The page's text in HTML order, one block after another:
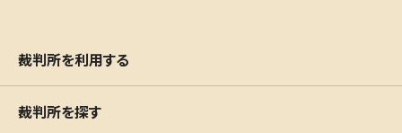
裁判所を利用する
裁判所を探す